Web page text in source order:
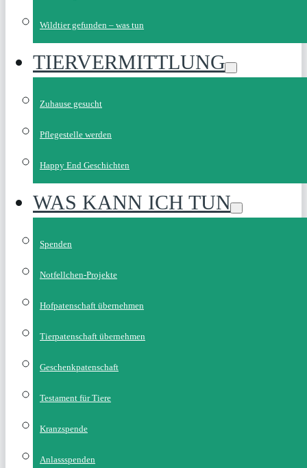
Wildtier gefunden – was tun
TIERVERMITTLUNG
Zuhause gesucht
Pflegestelle werden
Happy End Geschichten
WAS KANN ICH TUN
Spenden
Notfellchen-Projekte
Hofpatenschaft übernehmen
Tierpatenschaft übernehmen
Geschenkpatenschaft
Testament für Tiere
Kranzspende
Anlassspenden